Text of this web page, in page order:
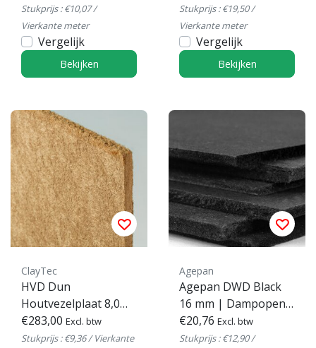
Stukprijs : €10,07 /
Vierkante meter
Vergelijk
Bekijken
Stukprijs : €19,50 /
Vierkante meter
Vergelijk
Bekijken
ClayTec
HVD Dun
Houtvezelplaat 8,0
mm
€283,00 Excl. btw
Stukprijs : €9,36 / Vierkante
Agepan
Agepan DWD Black
16 mm | Dampopen
MDF Houtvezelplaat
€20,76 Excl. btw
Stukprijs : €12,90 /